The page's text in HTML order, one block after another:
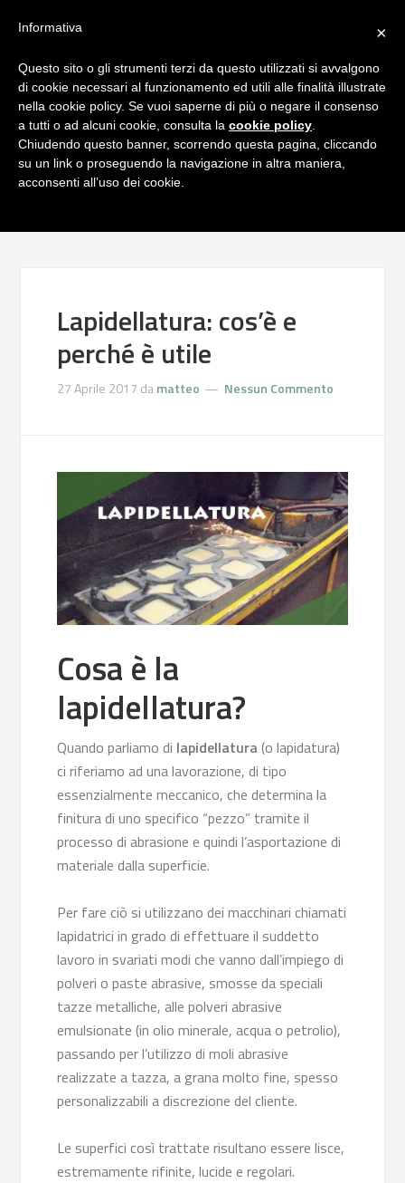
Lapidellatura: cos’è e
perché è utile
27 Aprile 2017 damatteo Nessun Commento
Cosa è la
lapidellatura?
Quando parliamo di lapidellatura(o lapidatura)
ci riferiamo ad una lavorazione, di tipo
essenzialmente meccanico, che determina la
finitura di uno specifico “pezzo” tramite il
processo di abrasione e quindi l’asportazione di
materiale dalla superficie.
Per fare ciò si utilizzano dei macchinari chiamati
lapidatrici in grado di effettuare il suddetto
lavoro in svariati modi che vanno dall’impiego di
polveri o paste abrasive, smosse da speciali
tazze metalliche, alle polveri abrasive
emulsionate (in olio minerale, acqua o petrolio),
passando per l’utilizzo di moli abrasive
realizzate a tazza, a grana molto fine, spesso
personalizzabili a discrezione del cliente.
Le superfici così trattate risultano essere lisce,
estremamente rifinite, lucide e regolari.
×
Informativa
Questo sito o gli strumenti terzi da questo utilizzati si avvalgono
di cookie necessari al funzionamento ed utili alle finalità illustrate
nella cookie policy. Se vuoi saperne di più o negare il consenso
a tutti o ad alcuni cookie, consulta la cookie policy
Chiudendo questo banner, scorrendo questa pagina, cliccando
su un link o proseguendo la navigazione in altra maniera,
acconsenti all’uso dei cookie.